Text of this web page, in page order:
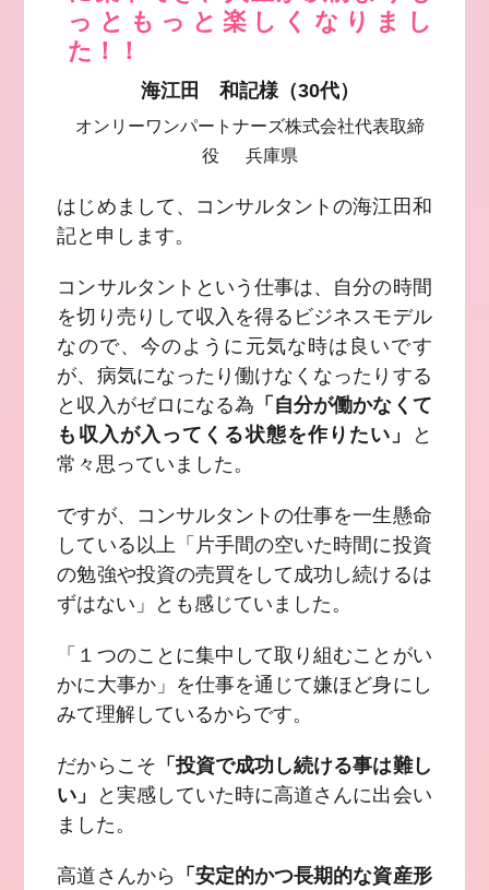
っともっと楽しくなりまし
た！！
海江田 和記様（30代）
オンリーワンパートナーズ株式会社代表取締
役 兵庫県
はじめまして、コンサルタントの海江田和
記と申します。
コンサルタントという仕事は、自分の時間
を切り売りして収入を得るビジネスモデル
なので、今のように元気な時は良いです
が、病気になったり働けなくなったりする
と収入がゼロになる為 「自分が働かなくて
も収入が入ってくる状態を作りたい」
と
常々思っていました。
ですが、コンサルタントの仕事を一生懸命
している以上「片手間の空いた時間に投資
の勉強や投資の売買をして成功し続けるは
ずはない」とも感じていました。
「１つのことに集中して取り組むことがい
かに大事か」を仕事を通じて嫌ほど身にし
みて理解しているからです。
だからこそ 「投資で成功し続ける事は難し
い」
と実感していた時に高道さんに出会い
ました。
高道さんから
「安定的かつ長期的な資産形